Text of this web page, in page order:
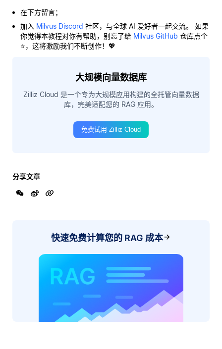
在下方留言；
加入 Milvus Discord 社区，与全球 AI 爱好者一起交流。 如果
你觉得本教程对你有帮助，别忘了给 Milvus GitHub 仓库点个
⭐，这将激励我们不断创作！💖
大规模向量数据库
Zilliz Cloud 是一个专为大规模应用构建的全托管向量数据
库，完美适配您的 RAG 应用。
免费试用 Zilliz Cloud
分享文章
快速免费计算您的 RAG 成本